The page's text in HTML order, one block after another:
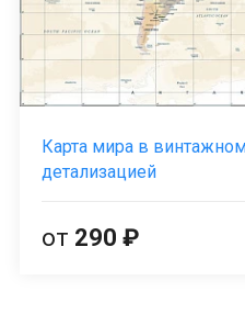
Карта мира в
детализацией
от 290 ₽